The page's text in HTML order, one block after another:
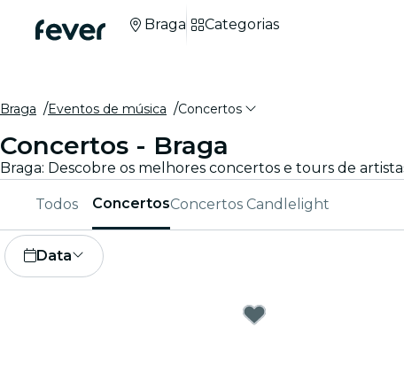
Braga Categorias
Braga Eventos de música Concertos
Concertos - Braga
Braga: Descobre os melhores concertos e tours de
Todos ConcertosConcertos Candlelight
Data